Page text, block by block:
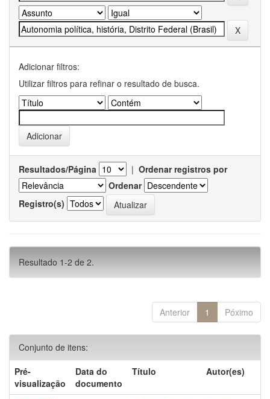
Adicionar filtros:
Utilizar filtros para refinar o resultado de busca.
Resultados/Página | Ordenar registros por
Ordenar
Registro(s)
Resultado 1-2 de 2.
Anterior 1 Póximo
Conjunto de itens:
Pré-
visualização
Data do
documento
Título Autor(es)